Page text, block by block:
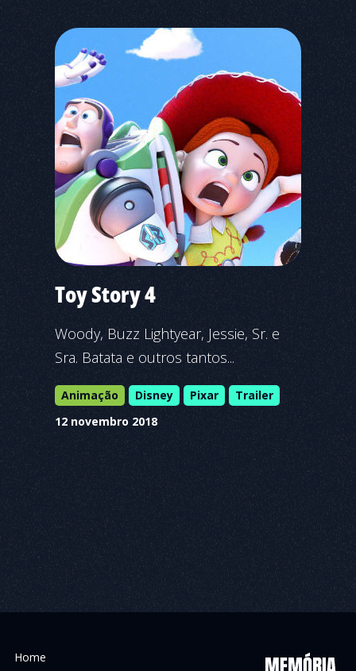
Toy Story 4
Woody, Buzz Lightyear, Jessie, Sr. e
Sra. Batata e outros tantos...
Animação Disney Pixar
Trailer
12 novembro 2018
Home